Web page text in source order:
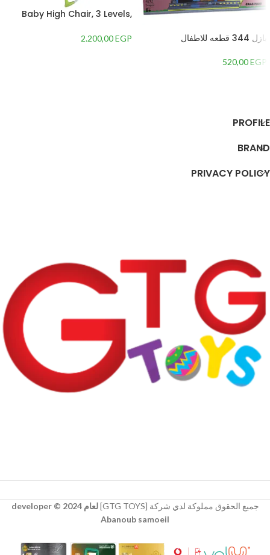
بازل 344 قطعه للاطفال
520,00EGP
Baby High Chair, 3 Levels,
2.200,00EGP
PROFILE
BRAND
PRIVACY POLICY
جميع الحقوق مملوكة لدي شركة [GTG TOYS]
لعام 2024 © developer
Abanoub samoeil